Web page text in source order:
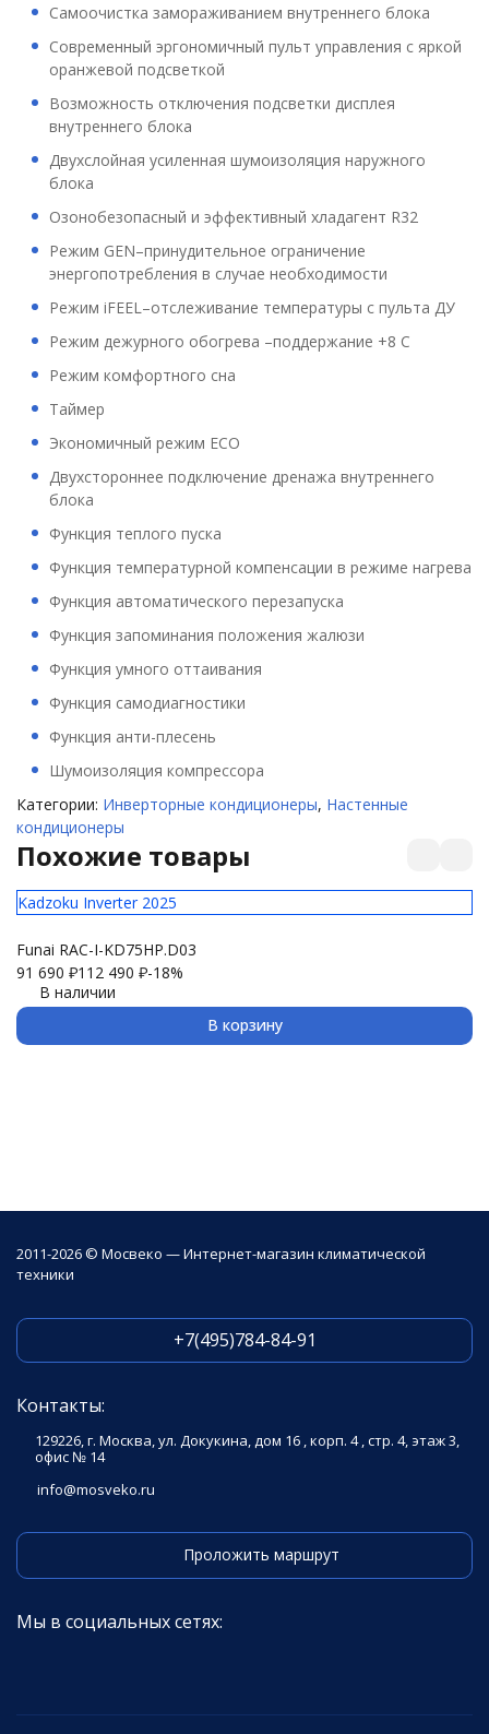
Самоочистка замораживанием внутреннего блока
Современный эргономичный пульт управления с яркой
оранжевой подсветкой
Возможность отключения подсветки дисплея
внутреннего блока
Двухслойная усиленная шумоизоляция наружного
блока
Озонобезопасный и эффективный хладагент R32
Режим GEN–принудительное ограничение
энергопотребления в случае необходимости
Режим iFEEL–отслеживание температуры с пульта ДУ
Режим дежурного обогрева –поддержание +8 C
Режим комфортного сна
Таймер
Экономичный режим ECO
Двухстороннее подключение дренажа внутреннего
блока
Функция теплого пуска
Функция температурной компенсации в режиме нагрева
Функция автоматического перезапуска
Функция запоминания положения жалюзи
Функция умного оттаивания
Функция самодиагностики
Функция анти-плесень
Шумоизоляция компрессора
Категории: Инверторные кондиционеры, Настенные
кондиционеры
Похожие товары
Kadzoku Inverter 2025
Funai RAC-I-KD75HP.D03
91 690 ₽112 490 ₽-18%
В наличии
В корзину
2011-2026 © Мосвеко — Интернет-магазин климатической
техники
+7(495)784-84-91
Контакты:
129226, г. Москва, ул. Докукина, дом 16 , корп. 4 , стр. 4, этаж 3,
офис № 14
info@mosveko.ru
Проложить маршрут
Мы в социальных сетях: